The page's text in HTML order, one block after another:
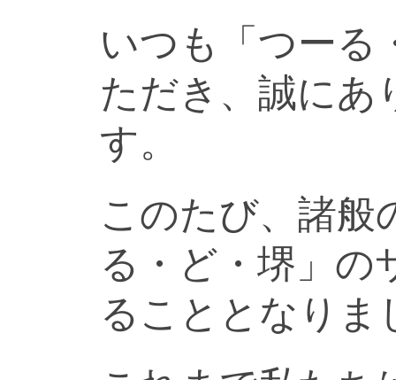
いつも「つーる
ただき、誠にあ
す。
このたび、諸般
る・ど・堺」の
ることとなりま